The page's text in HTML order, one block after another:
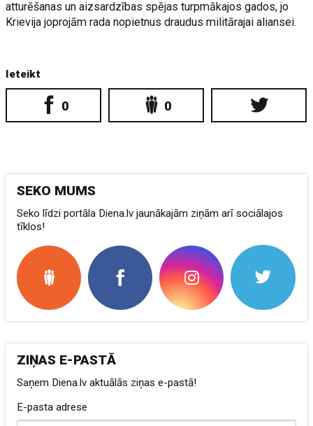
atturēšanas un aizsardzības spējas turpmākajos gados, jo
Krievija joprojām rada nopietnus draudus militārajai aliansei.
Ieteikt
0 0
SEKO MUMS
Seko līdzi portāla Diena.lv jaunākajām ziņām arī sociālajos
tīklos!
ZIŅAS E-PASTĀ
Saņem Diena.lv aktuālās ziņas e-pastā!
E-pasta adrese